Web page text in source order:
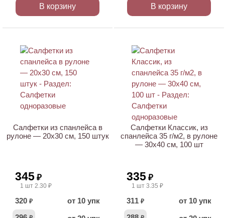
В корзину В корзину
Салфетки из спанлейса в
рулоне — 20х30 см, 150 штук
345 ₽
1 шт 2.30 ₽
320 ₽
от 10 упк
Салфетки Классик, из
спанлейса 35 г/м2, в рулоне
— 30х40 см, 100 шт
335 ₽
1 шт 3.35 ₽
311 ₽
от 10 упк